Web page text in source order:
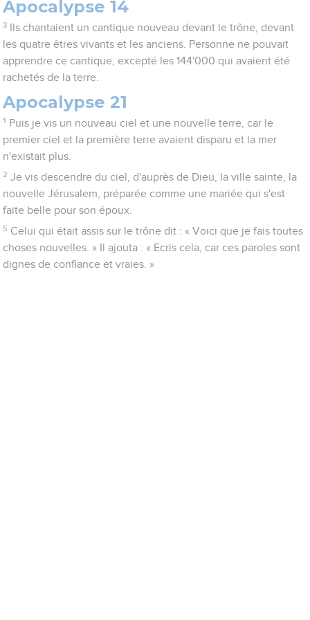
Apocalypse 14
3
Ils chantaient un cantique nouveau devant le trône, devant
les quatre êtres vivants et les anciens. Personne ne pouvait
apprendre ce cantique, excepté les 144'000 qui avaient été
rachetés de la terre.
Apocalypse 21
1 Puis je vis un nouveau ciel et une nouvelle terre, car le
premier ciel et la première terre avaient disparu et la mer
n'existait plus.
2 Je vis descendre du ciel, d'auprès de Dieu, la ville sainte, la
nouvelle Jérusalem, préparée comme une mariée qui s'est
faite belle pour son époux.
5 Celui qui était assis sur le trône dit : « Voici que je fais toutes
choses nouvelles. » Il ajouta : « Ecris cela, car ces paroles sont
dignes de confiance et vraies. »